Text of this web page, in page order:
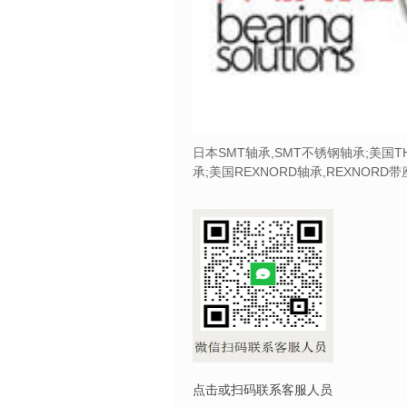
日本SMT轴承,SMT不锈钢轴承;美国
承;美国REXNORD轴承,REXNORD带
点击或扫码联系客服人员